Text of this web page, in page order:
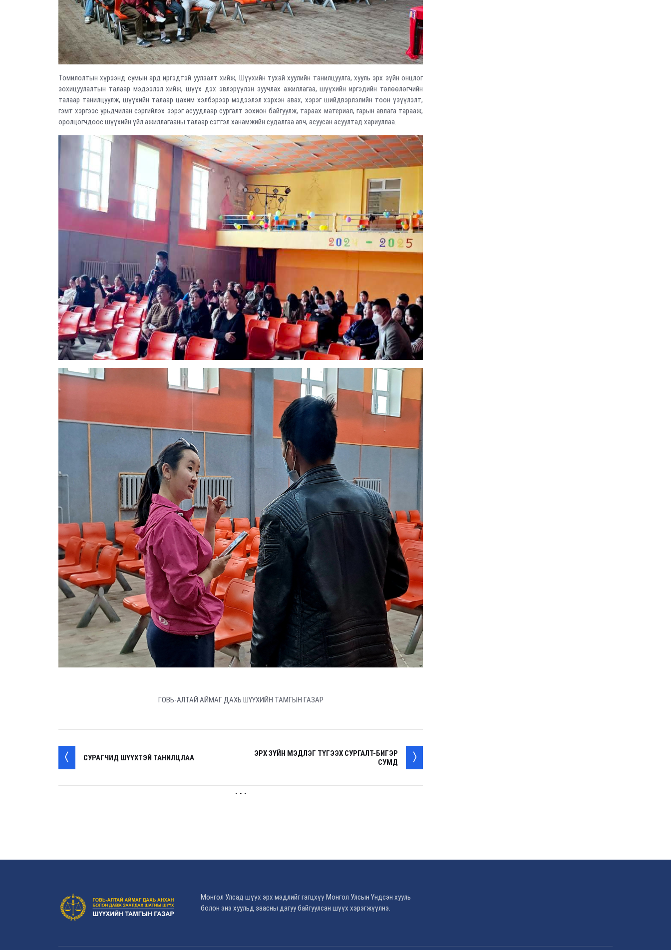
Томилолтын хүрээнд сумын ард иргэдтэй уулзалт хийж, Шүүхийн тухай хуулийн танилцуулга, хууль эрх зүйн онцлог
зохицуулалтын талаар мэдээлэл хийж, шүүх дэх эвлэрүүлэн зуучлах ажиллагаа, шүүхийн иргэдийн төлөөлөгчийн
талаар танилцуулж, шүүхийн талаар цахим хэлбэрээр мэдээлэл хэрхэн авах, хэрэг шийдвэрлэлийн тоон үзүүлэлт,
гэмт хэргээс урьдчилан сэргийлэх зэрэг асуудлаар сургалт зохион байгуулж, тараах материал, гарын авлага тарааж,
оролцогчдоос шүүхийн үйл ажиллагааны талаар сэтгэл ханамжийн судалгаа авч, асуусан асуултад хариуллаа.
ГОВЬ-АЛТАЙ АЙМАГ ДАХЬ ШҮҮХИЙН ТАМГЫН ГАЗАР
СУРАГЧИД ШҮҮХТЭЙ ТАНИЛЦЛАА
ЭРХ ЗҮЙН МЭДЛЭГ ТҮГЭЭХ СУРГАЛТ-БИГЭР
СУМД
. . .
Монгол Улсад шүүх эрх мэдлийг гагцхүү Монгол Улсын Үндсэн хууль
болон энэ хуульд заасны дагуу байгуулсан шүүх хэрэгжүүлнэ.